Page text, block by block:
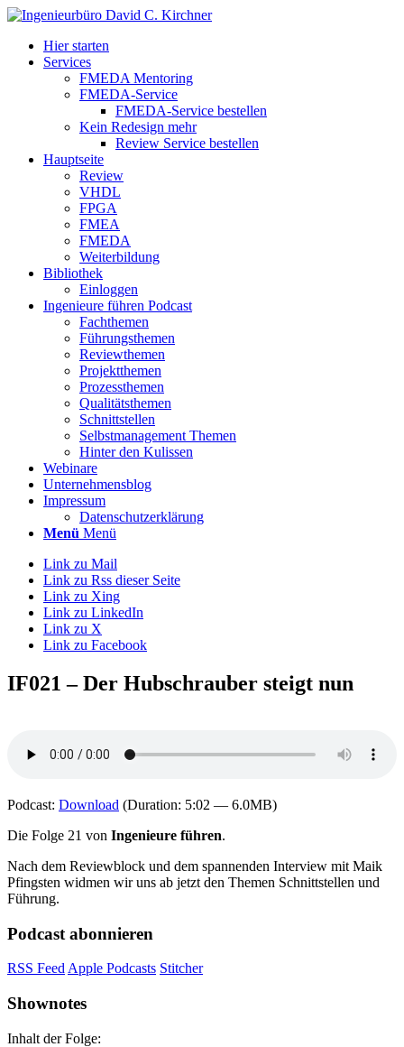
Hier starten
Services
FMEDA Mentoring
FMEDA-Service
FMEDA-Service bestellen
Kein Redesign mehr
Review Service bestellen
Hauptseite
Review
VHDL
FPGA
FMEA
FMEDA
Weiterbildung
Bibliothek
Einloggen
Ingenieure führen Podcast
Fachthemen
Führungsthemen
Reviewthemen
Projektthemen
Prozessthemen
Qualitätsthemen
Schnittstellen
Selbstmanagement Themen
Hinter den Kulissen
Webinare
Unternehmensblog
Impressum
Datenschutzerklärung
Menü Menü
Link zu Mail
Link zu Rss dieser Seite
Link zu Xing
Link zu LinkedIn
Link zu X
Link zu Facebook
IF021 – Der Hubschrauber steigt nun
Podcast: Download (Duration: 5:02 — 6.0MB)
Die Folge 21 von Ingenieure führen.
Nach dem Reviewblock und dem spannenden Interview mit Maik
Pfingsten widmen wir uns ab jetzt den Themen Schnittstellen und
Führung.
Podcast abonnieren
RSS Feed Apple Podcasts Stitcher
Shownotes
Inhalt der Folge: